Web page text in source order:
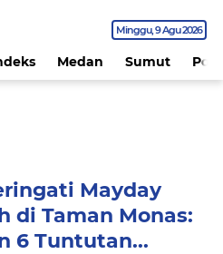
Minggu 9 Agu 2026
Medan Sumut
Mayday
di Taman Monas:
6 Tuntutan...